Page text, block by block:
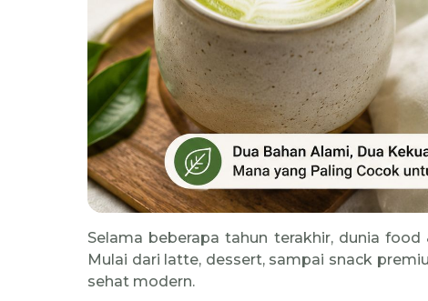
Selama beberapa tahun terakhir, dunia
Mulai dari latte, dessert, sampai snack
sehat modern.